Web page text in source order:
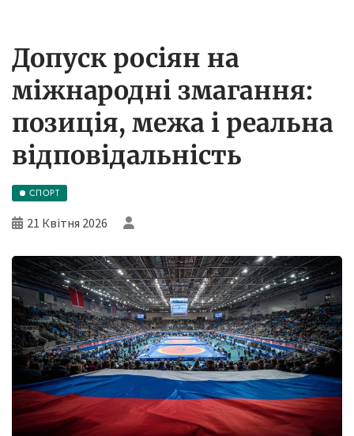
Допуск росіян на
міжнародні змагання:
позиція, межа і реальна
відповідальність
СПОРТ
21 Квітня 2026